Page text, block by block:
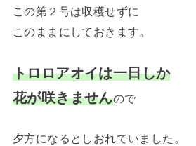
この第２号は収穫せずに
このままにしておきます。
トロロアオイは一日しか
花が咲きませんので
夕方になるとしおれていました。